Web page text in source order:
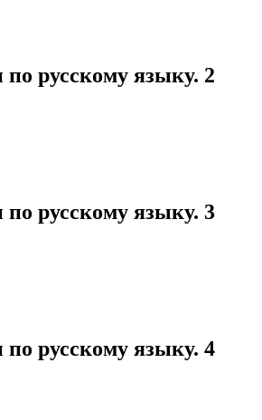
русскому языку. 2
русскому языку. 3
русскому языку. 4